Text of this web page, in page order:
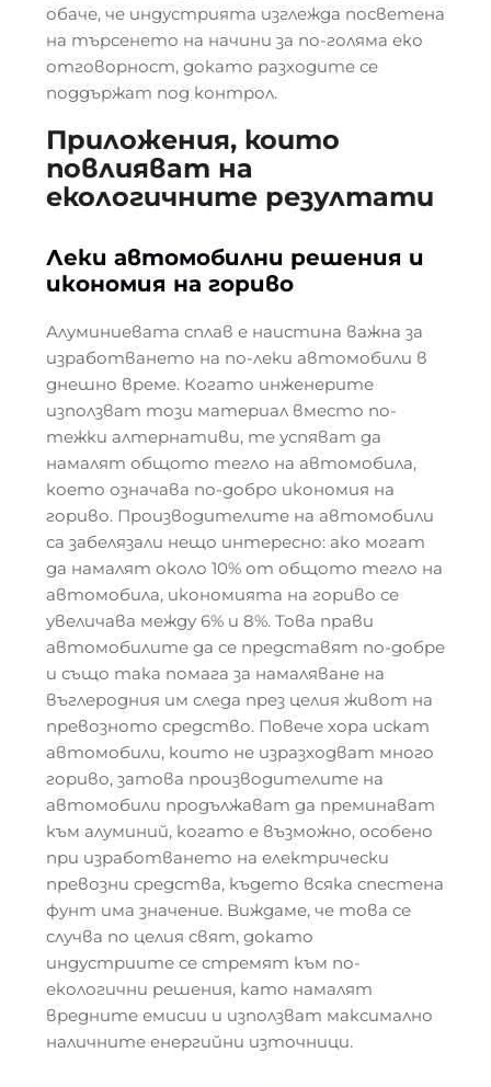
обаче, че индустрията изглежда посветена
на търсенето на начини за по-голяма еко
отговорност, докато разходите се
поддържат под контрол.
Приложения, които
повлияват на
екологичните резултати
Леки автомобилни решения и
икономия на гориво
Алуминиевата сплав е наистина важна за
изработването на по-леки автомобили в
днешно време. Когато инженерите
използват този материал вместо по-
тежки алтернативи, те успяват да
намалят общото тегло на автомобила,
което означава по-добро икономия на
гориво. Производителите на автомобили
са забелязали нещо интересно: ако могат
да намалят около 10% от общото тегло на
автомобила, икономията на гориво се
увеличава между 6% и 8%. Това прави
автомобилите да се представят по-добре
и също така помага за намаляване на
въглеродния им следа през целия живот на
превозното средство. Повече хора искат
автомобили, които не изразходват много
гориво, затова производителите на
автомобили продължават да преминават
към алуминий, когато е възможно, особено
при изработването на електрически
превозни средства, където всяка спестена
фунт има значение. Виждаме, че това се
случва по целия свят, докато
индустриите се стремят към по-
екологични решения, като намалят
вредните емисии и използват максимално
наличните енергийни източници.